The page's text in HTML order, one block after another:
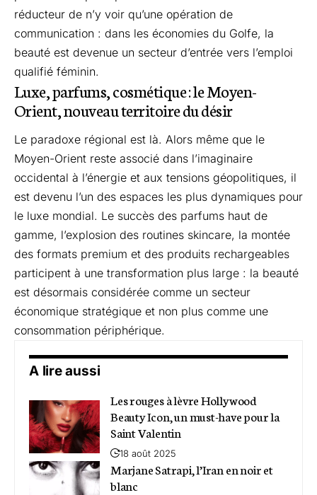
réducteur de n’y voir qu’une opération de
communication : dans les économies du Golfe, la
beauté est devenue un secteur d’entrée vers l’emploi
qualifié féminin.
Luxe, parfums, cosmétique : le Moyen-
Orient, nouveau territoire du désir
Le paradoxe régional est là. Alors même que le
Moyen-Orient reste associé dans l’imaginaire
occidental à l’énergie et aux tensions géopolitiques, il
est devenu l’un des espaces les plus dynamiques pour
le luxe mondial. Le succès des parfums haut de
gamme, l’explosion des routines skincare, la montée
des formats premium et des produits rechargeables
participent à une transformation plus large : la beauté
est désormais considérée comme un secteur
économique stratégique et non plus comme une
consommation périphérique.
A lire aussi
Les rouges à lèvre Hollywood
Beauty Icon, un must-have pour la
Saint Valentin
18 août 2025
Marjane Satrapi, l’Iran en noir et
blanc